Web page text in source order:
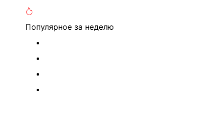
Популярное за неделю